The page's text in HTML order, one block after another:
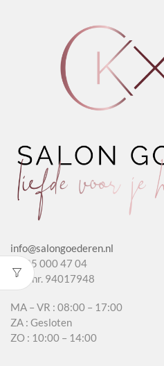
info@salongoederen.nl
T 085 000 47 04
KvK nr. 94017948
MA – VR : 08:00 – 17:00
ZA : Gesloten
ZO : 10:00 – 14:00